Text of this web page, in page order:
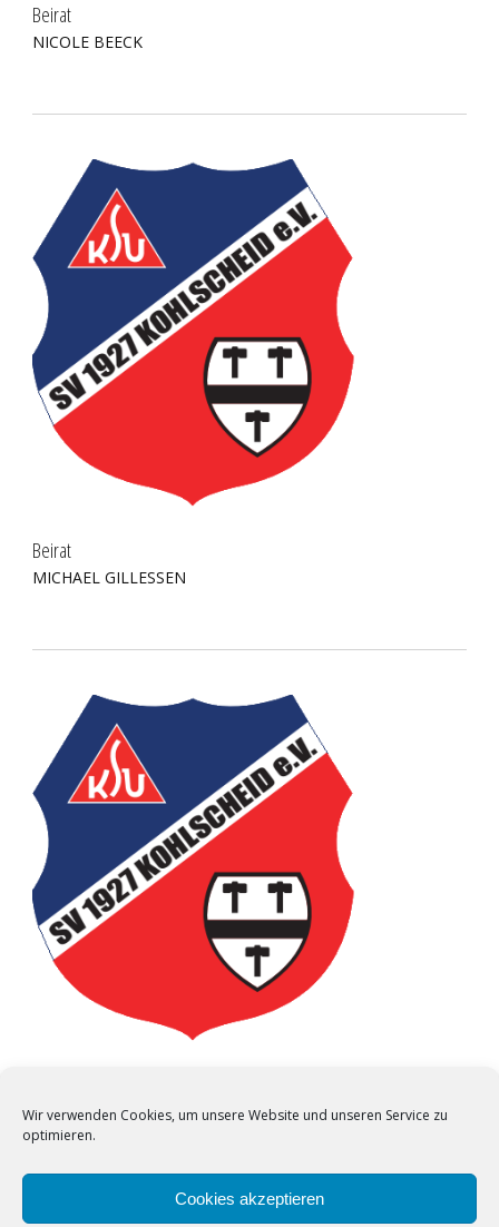
Wir verwenden Cookies, um unsere Website und unseren Service zu
optimieren.
Cookies akzeptieren
Beirat
NICOLE BEECK
Beirat
MICHAEL GILLESSEN
ARMIN MICHAEL